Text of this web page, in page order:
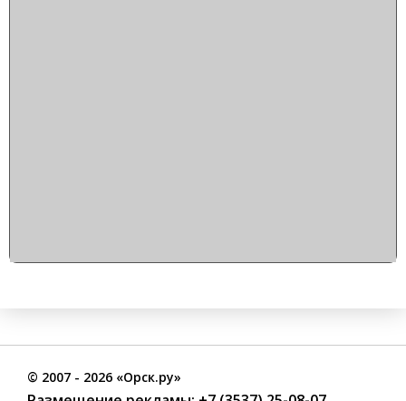
© 2007 - 2026 «Орск.ру»